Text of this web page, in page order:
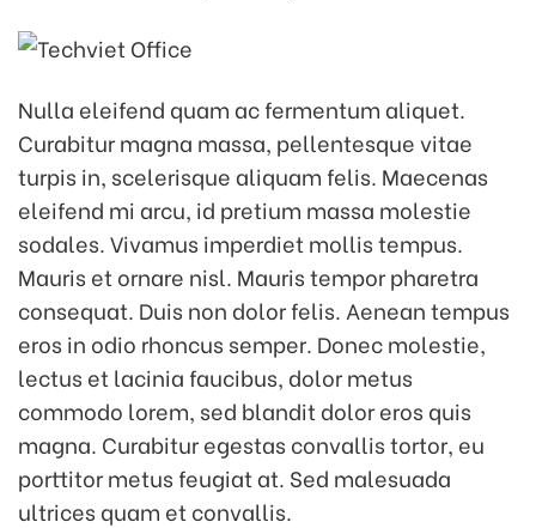
Nulla eleifend quam ac fermentum aliquet.
Curabitur magna massa, pellentesque vitae
turpis in, scelerisque aliquam felis. Maecenas
eleifend mi arcu, id pretium massa molestie
sodales. Vivamus imperdiet mollis tempus.
Mauris et ornare nisl. Mauris tempor pharetra
consequat. Duis non dolor felis. Aenean tempus
eros in odio rhoncus semper. Donec molestie,
lectus et lacinia faucibus, dolor metus
commodo lorem, sed blandit dolor eros quis
magna. Curabitur egestas convallis tortor, eu
porttitor metus feugiat at. Sed malesuada
ultrices quam et convallis.